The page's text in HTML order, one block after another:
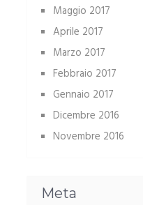
Maggio 2017
Aprile 2017
Marzo 2017
Febbraio 2017
Gennaio 2017
Dicembre 2016
Novembre 2016
Meta